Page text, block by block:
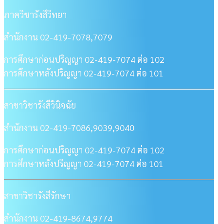
ภาควิชารังสีวิทยา
สำนักงาน 02-419-7078,7079
การศึกษาก่อนปริญญา 02-419-7074 ต่อ 102
การศึกษาหลังปริญญา 02-419-7074 ต่อ 101
สาขาวิชารังสีวินิจฉัย
สำนักงาน 02-419-7086,9039,9040
การศึกษาก่อนปริญญา 02-419-7074 ต่อ 102
การศึกษาหลังปริญญา 02-419-7074 ต่อ 101
สาขาวิชารังสีรักษา
สำนักงาน 02-419-8674,9774